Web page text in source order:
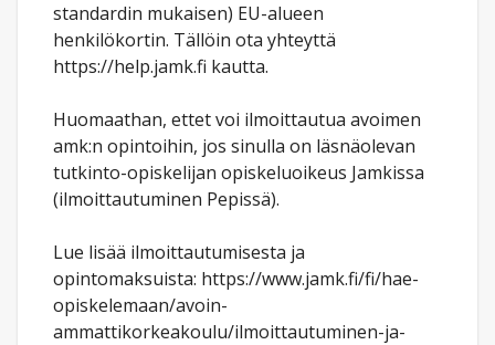
standardin mukaisen) EU-alueen
henkilökortin. Tällöin ota yhteyttä
https://help.jamk.fi kautta.
Huomaathan, ettet voi ilmoittautua avoimen
amk:n opintoihin, jos sinulla on läsnäolevan
tutkinto-opiskelijan opiskeluoikeus Jamkissa
(ilmoittautuminen Pepissä).
Lue lisää ilmoittautumisesta ja
opintomaksuista: https://www.jamk.fi/fi/hae-
opiskelemaan/avoin-
ammattikorkeakoulu/ilmoittautuminen-ja-